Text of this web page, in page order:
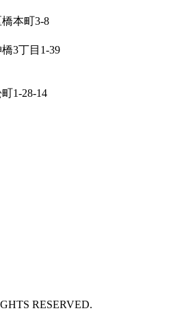
本町3-8
3丁目1-39
1-28-14
RESERVED.